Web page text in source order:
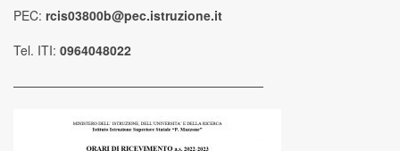
PEC: rcis03800b@pec.istruzione.it
Tel. ITI: 0964048022
————————————————————